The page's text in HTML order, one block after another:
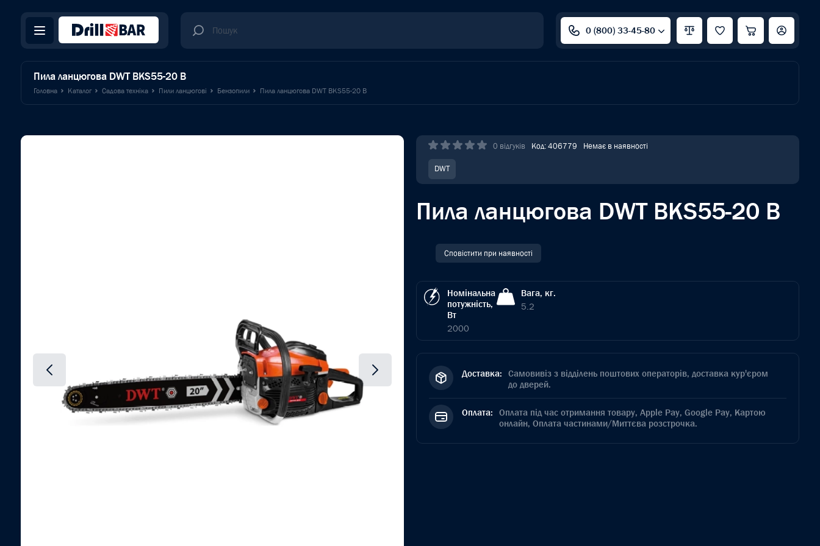
0 (800) 33-45-80
Пила ланцюгова DWT BKS55-20 B
Головна Каталог Садова техніка Пили ланцюгові Бензопили Пила ланцюгова DWT BKS55-20 B
0 відгуків Код: 406779 Немає в наявності
DWT
Пила ланцюгова DWT BKS55-20 B
Сповістити при наявності
Номінальна
потужність,
Вт
2000
Вага, кг.
5.2
Доставка: Самовивіз з відділень поштових операторів, доставка кур'єром
до дверей.
Оплата: Оплата під час отримання товару, Apple Pay, Google Pay, Картою
онлайн, Оплата частинами/Миттєва розстрочка.